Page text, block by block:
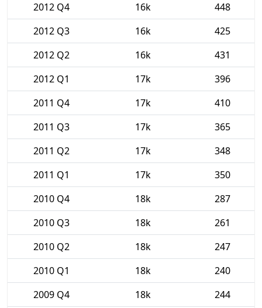
2012 Q4
16k
448
2012 Q3
16k
425
2012 Q2
16k
431
2012 Q1
17k
396
2011 Q4
17k
410
2011 Q3
17k
365
2011 Q2
17k
348
2011 Q1
17k
350
2010 Q4
18k
287
2010 Q3
18k
261
2010 Q2
18k
247
2010 Q1
18k
240
2009 Q4
18k
244